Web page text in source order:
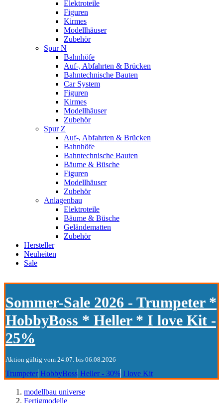
Elektroteile
Figuren
Kirmes
Modellhäuser
Zubehör
Spur N
Bahnhöfe
Auf-, Abfahrten & Brücken
Bahntechnische Bauten
Car System
Figuren
Kirmes
Modellhäuser
Zubehör
Spur Z
Auf-, Abfahrten & Brücken
Bahnhöfe
Bahntechnische Bauten
Bäume & Büsche
Figuren
Modellhäuser
Zubehör
Anlagenbau
Elektroteile
Bäume & Büsche
Geländematten
Zubehör
Hersteller
Neuheiten
Sale
Sommer-Sale 2026 - Trumpeter *
HobbyBoss * Heller * I love Kit -
25%
Aktion gültig vom 24.07. bis 06.08.2026
Trumpeter HobbyBoss Heller - 30% I love Kit
modellbau universe
Fertigmodelle